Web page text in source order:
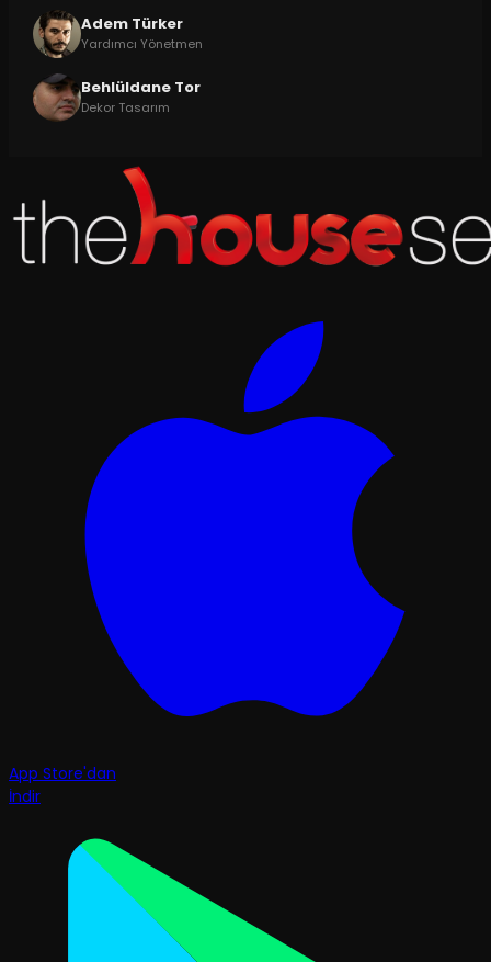
Adem Türker
Yardımcı Yönetmen
Behlüldane Tor
Dekor Tasarım
App Store'dan
İndir